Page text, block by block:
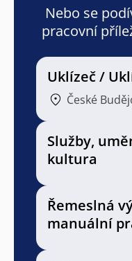
Nebo se
pracovní
Uklízeč /
České
Služby,
kultura
Řemeslná
manuální